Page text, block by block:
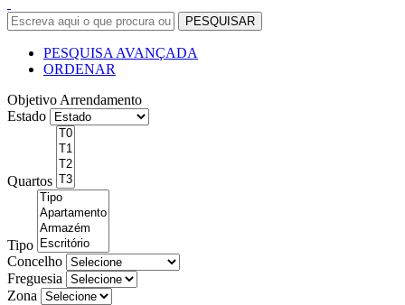
PESQUISA AVANÇADA
ORDENAR
Objetivo Arrendamento
Estado
Quartos
Tipo
Concelho
Freguesia
Zona